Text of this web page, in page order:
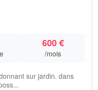
600 €
/mois
sur jardin. dans